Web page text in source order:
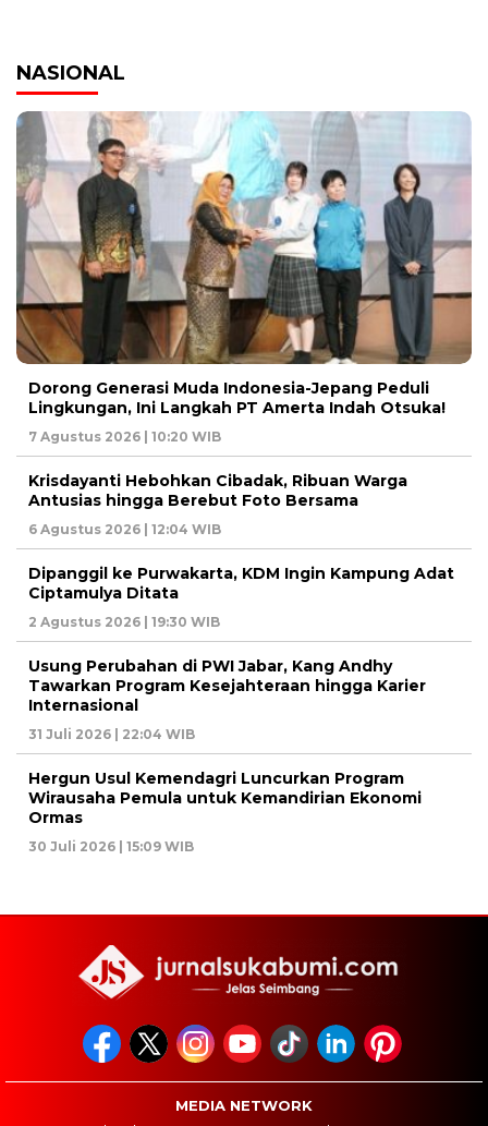
NASIONAL
Dorong Generasi Muda Indonesia-Jepang Peduli
Lingkungan, Ini Langkah PT Amerta Indah Otsuka!
7 Agustus 2026 | 10:20 WIB
Krisdayanti Hebohkan Cibadak, Ribuan Warga
Antusias hingga Berebut Foto Bersama
6 Agustus 2026 | 12:04 WIB
Dipanggil ke Purwakarta, KDM Ingin Kampung Adat
Ciptamulya Ditata
2 Agustus 2026 | 19:30 WIB
Usung Perubahan di PWI Jabar, Kang Andhy
Tawarkan Program Kesejahteraan hingga Karier
Internasional
31 Juli 2026 | 22:04 WIB
Hergun Usul Kemendagri Luncurkan Program
Wirausaha Pemula untuk Kemandirian Ekonomi
Ormas
30 Juli 2026 | 15:09 WIB
MEDIA NETWORK